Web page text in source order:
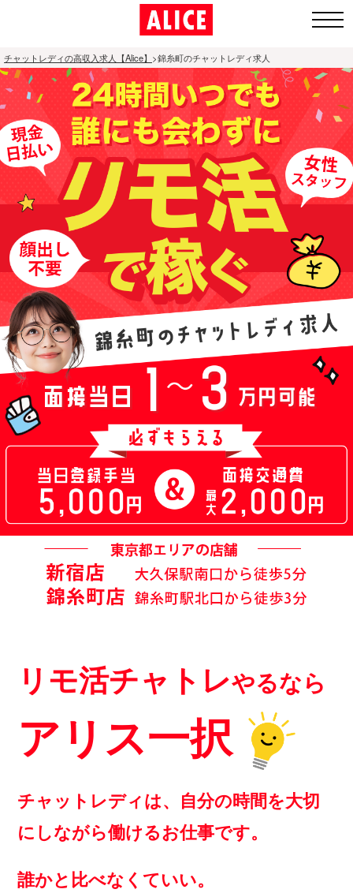
1.全国ト
ップペー
ジ
2.通勤チャ
ットレディ
募集エリア
3.アリスが
人気の理由
4.面接〜体
験入店〜お
仕事内容
5.お役立ち
コンテンツ
6.よくあ
る質問
チャットレディの高収入求人【Alice】 >錦糸町のチャットレディ求人
リモ活チャトレやるなら
アリス一択
チャットレディは、自分の時間を大切
にしながら働けるお仕事です。
誰かと比べなくていい。